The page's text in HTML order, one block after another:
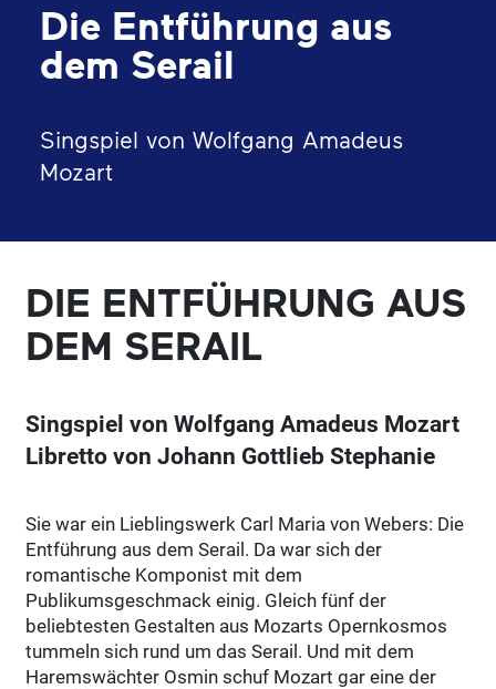
Die Entführung aus
dem Serail
Singspiel von Wolfgang Amadeus
Mozart
DIE ENTFÜHRUNG AUS
DEM SERAIL
Singspiel von Wolfgang Amadeus Mozart
Libretto von Johann Gottlieb Stephanie
Sie war ein Lieblingswerk Carl Maria von Webers: Die
Entführung aus dem Serail. Da war sich der
romantische Komponist mit dem
Publikumsgeschmack einig. Gleich fünf der
beliebtesten Gestalten aus Mozarts Opernkosmos
tummeln sich rund um das Serail. Und mit dem
Haremswächter Osmin schuf Mozart gar eine der